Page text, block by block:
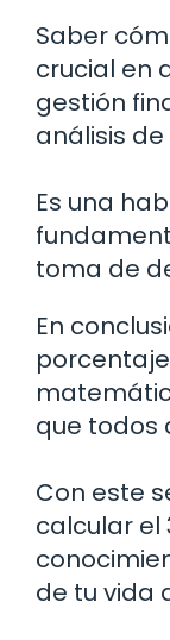
Saber
crucial en
gestión
análisis
Es una
toma de
En
que todos
Con este
calcular el
de tu vida